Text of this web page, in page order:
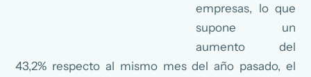
empresas, lo que
supone un
aumento del
43,2% respecto al mismo mes del año pasado, el